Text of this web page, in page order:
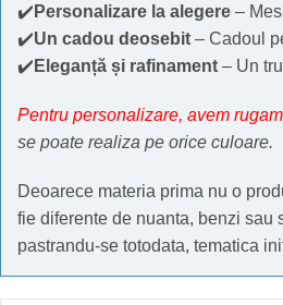
✔️ Personalizare la alegere –
✔️Un cadou deosebit – Cadoul
✔️ Eleganță și rafinament – Un
Pentru personalizare, avem
se poate realiza pe orice culoare.
Deoarece materia prima nu o
fie diferente de nuanta, benzi sau
pastrandu-se totodata, tematica